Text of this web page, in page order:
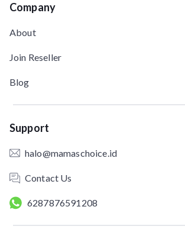
Company
About
Join Reseller
Blog
Support
halo@mamaschoice.id
Contact Us
6287876591208